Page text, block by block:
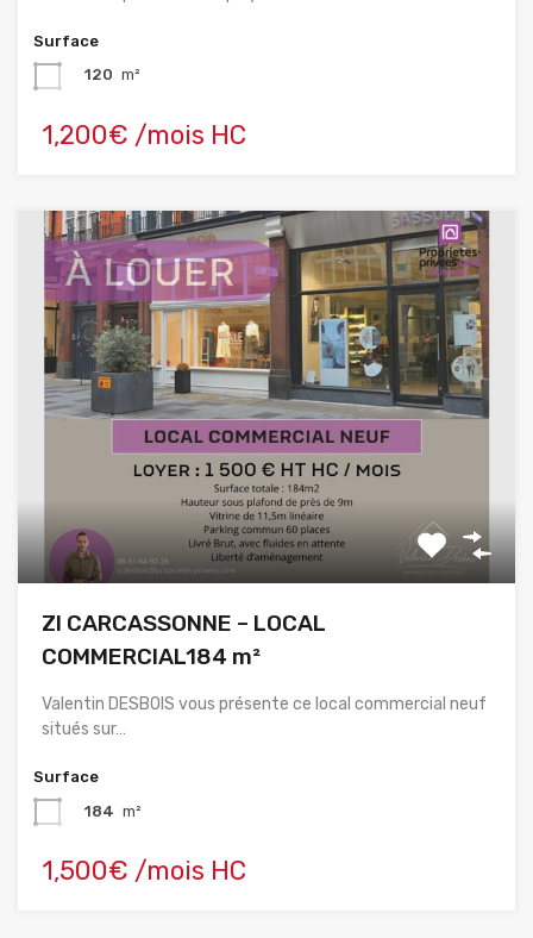
Surface
120 m²
1,200€ /mois HC
ZI CARCASSONNE – LOCAL
COMMERCIAL184 m²
Valentin DESBOIS vous présente ce local commercial neuf
situés sur…
Surface
184 m²
1,500€ /mois HC